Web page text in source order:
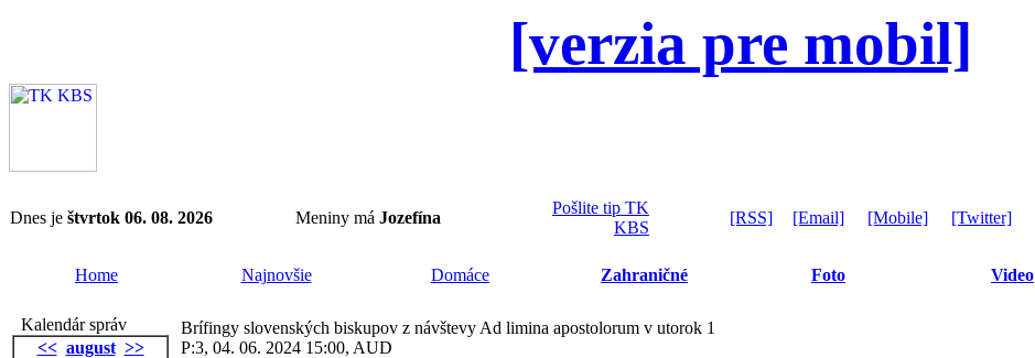
[verzia pre mobil]
Dnes je štvrtok 06. 08. 2026 Meniny má Jozefína
Pošlite tip TK
KBS
[RSS] [Email] [Mobile] [Twitter]
Home Najnovšie Domáce Zahraničné Foto Video
Kalendár správ
<< august >>
Brífingy slovenských biskupov z návštevy Ad limina apostolorum v utorok 1
P:3, 04. 06. 2024 15:00, AUD